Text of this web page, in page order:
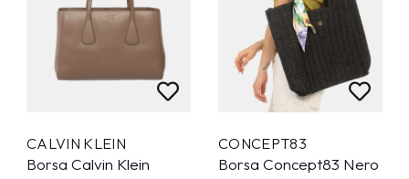
CALVIN KLEIN
Borsa Calvin Klein
CONCEPT83
Borsa Concept83 Nero